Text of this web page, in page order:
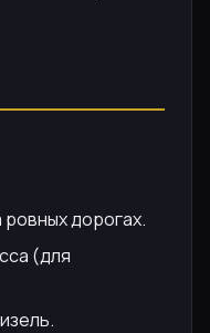
дорогах.
(для